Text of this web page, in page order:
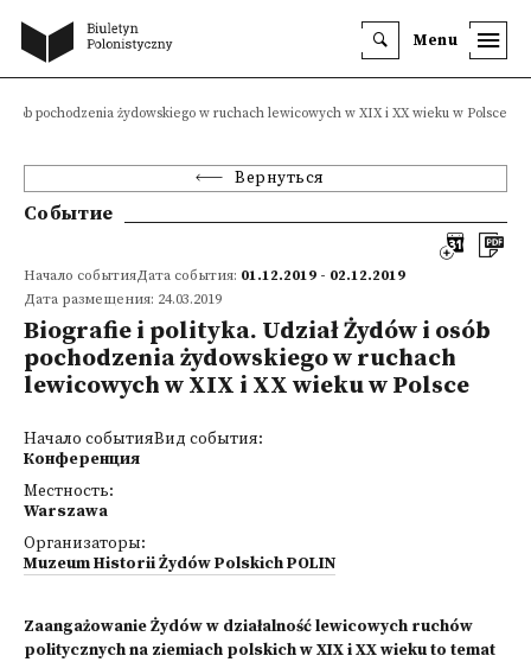
Menu
pochodzenia żydowskiego w ruchach lewicowych w XIX i XX wieku w Polsce
Вернуться
Событие
Начало событияДата события: 01.12.2019 - 02.12.2019
Дата размещения: 24.03.2019
Biografie i polityka. Udział Żydów i osób
pochodzenia żydowskiego w ruchach
lewicowych w XIX i XX wieku w Polsce
Начало событияВид события:
Конференция
Местность:
Warszawa
Организаторы:
Muzeum Historii Żydów Polskich POLIN
Zaangażowanie Żydów w działalność lewicowych ruchów
politycznych na ziemiach polskich w XIX i XX wieku to temat